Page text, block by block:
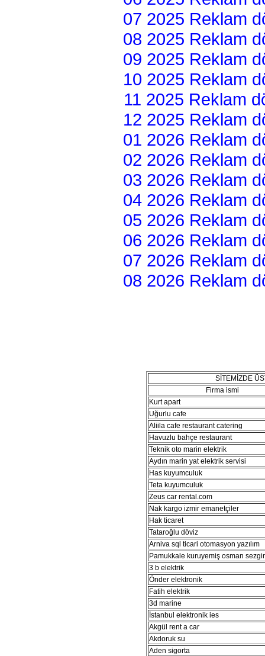
07 2025 Reklam
08 2025 Reklam
09 2025 Reklam
10 2025 Reklam
11 2025 Reklam
12 2025 Reklam
01 2026 Reklam
02 2026 Reklam
03 2026 Reklam
04 2026 Reklam
05 2026 Reklam
06 2026 Reklam
07 2026 Reklam
08 2026 Reklam
SİTEMİZDE
Firma ismi
Kurt apart
Uğurlu cafe
Aliila cafe restaurant catering
Havuzlu bahçe restaurant
Teknik oto marin elektrik
Aydın marin yat elektrik servisi
Has kuyumculuk
Teta kuyumculuk
Zeus car rental.com
Nak kargo izmir emanetçiler
Hak ticaret
Tataroğlu döviz
Arniva sql ticari otomasyon yazılım
Pamukkale kuruyemiş osman
3 b elektrik
Önder elektronik
Fatih elektrik
3d marine
İstanbul elektronik ies
Akgül rent a car
Akdoruk su
Aden sigorta